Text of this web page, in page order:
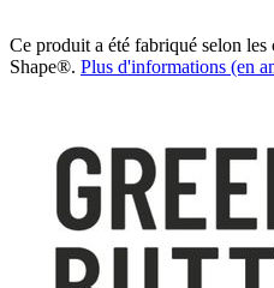
Ce produit a été fabriqué selon les
Shape®. Plus d'informations (en